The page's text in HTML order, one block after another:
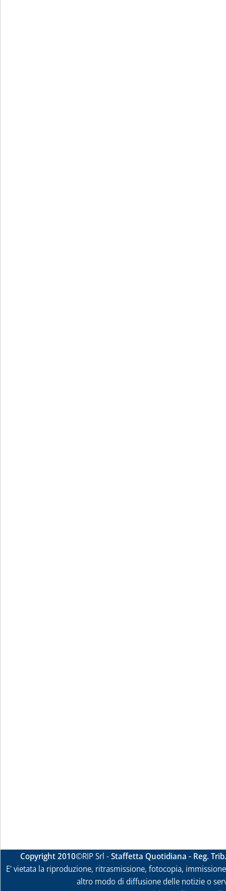
Copyright 2010©RIP Srl -Staffetta Quotidiana - Reg.
E' vietata la riproduzione, ritrasmissione, fotocopia,
altro modo di diffusione delle notizie o